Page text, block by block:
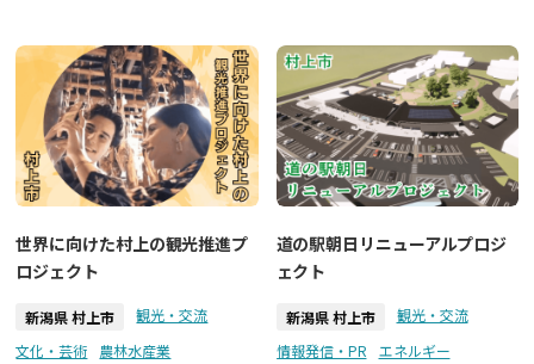
世界に向けた村上の観光推進プ
ロジェクト
新潟県 村上市
観光・交流
文化・芸術
農林水産業
道の駅朝日リニューアルプロジ
ェクト
新潟県 村上市
観光・交流
情報発信・PR
エネルギー